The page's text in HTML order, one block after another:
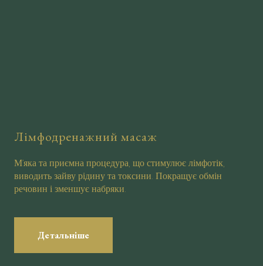
Лімфодренажний масаж
М’яка та приємна процедура, що стимулює лімфотік,
виводить зайву рідину та токсини. Покращує обмін
речовин і зменшує набряки.
Детальніше